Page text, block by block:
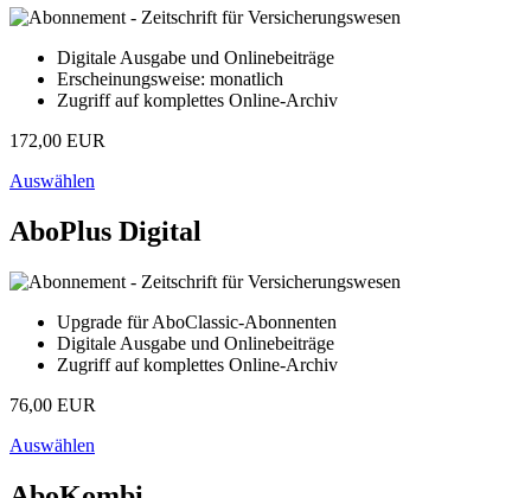
Digitale Ausgabe und Onlinebeiträge
Erscheinungsweise: monatlich
Zugriff auf komplettes Online-Archiv
172,00 EUR
Auswählen
AboPlus Digital
Upgrade für AboClassic-Abonnenten
Digitale Ausgabe und Onlinebeiträge
Zugriff auf komplettes Online-Archiv
76,00 EUR
Auswählen